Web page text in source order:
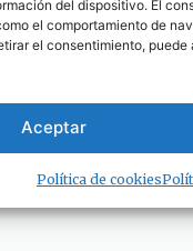
del dispositivo. El
el comportamiento de
el consentimiento,
Aceptar
Política de cookies